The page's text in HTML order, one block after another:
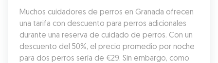
Muchos cuidadores de perros en Granada ofrecen
una tarifa con descuento para perros adicionales
durante una reserva de cuidado de perros. Con un
descuento del 50%, el precio promedio por noche
para dos perros sería de €29. Sin embargo, como